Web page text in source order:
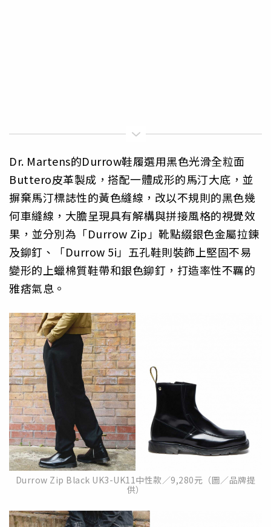
Dr. Martens的Durrow鞋履選用黑色光滑全粒面
Buttero皮革製成，搭配一體成形的馬汀大底，並
摒棄馬汀標誌性的黃色縫線，改以不規則的黑色幾
何車縫線，大膽呈現具有解構與拼接風格的視覺效
果，並分別為「Durrow Zip」靴點綴銀色金屬拉鍊
及鉚釘、「Durrow 5i」五孔鞋則裝飾上堅固不易
變形的上蠟棉質鞋帶和銀色鉚釘，打造率性不羈的
雅痞氣息。
Durrow Zip Black UK3-UK11中性款／9,280元（圖／品牌提
供）